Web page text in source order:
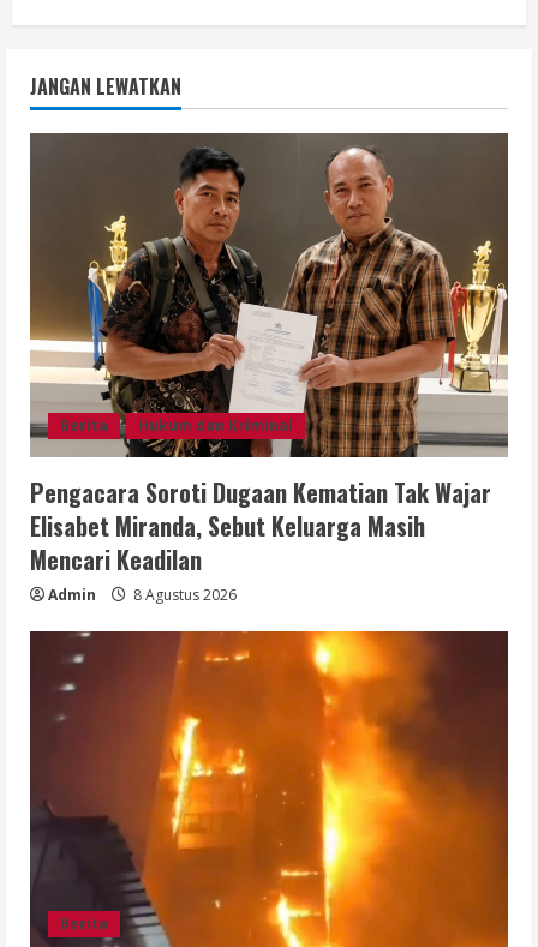
JANGAN LEWATKAN
Berita Hukum dan Kriminal
Pengacara Soroti Dugaan Kematian Tak Wajar
Elisabet Miranda, Sebut Keluarga Masih
Mencari Keadilan
Admin 8 Agustus 2026
Berita